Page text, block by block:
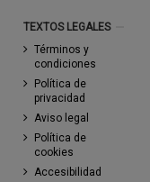
TEXTOS LEGALES
Términos y
condiciones
Política de
privacidad
Aviso legal
Política de
cookies
Accesibilidad